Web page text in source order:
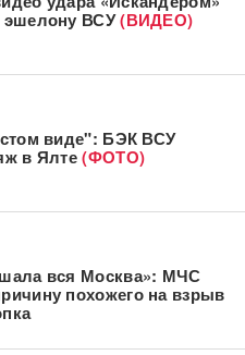
эшелону ВСУ(ВИДЕО)
виде": БЭК ВСУ
в Ялте(ФОТО)
вся Москва»: МЧС
похожего на взрыв